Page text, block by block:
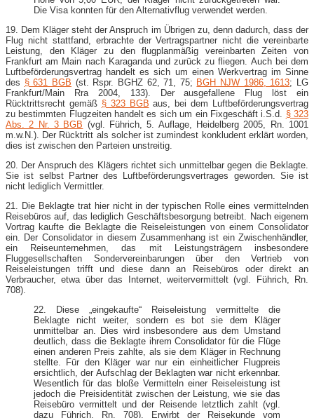
Die Visa konnten für den Alternativflug verwendet werden.
19. Dem Kläger steht der Anspruch im Übrigen zu, denn dadurch, dass der
Flug nicht stattfand, erbrachte der Vertragspartner nicht die vereinbarte
Leistung, den Kläger zu den flugplanmäßig vereinbarten Zeiten von
Frankfurt am Main nach Karaganda und zurück zu fliegen. Auch bei dem
Luftbeförderungsvertrag handelt es sich um einen Werkvertrag im Sinne
des § 631 BGB (st. Rspr. BGHZ 62, 71, 75; BGH NJW 1986, 1613; LG
Frankfurt/Main Rra 2004, 133). Der ausgefallene Flug löst ein
Rücktrittsrecht gemäß § 323 BGB aus, bei dem Luftbeförderungsvertrag
zu bestimmten Flugzeiten handelt es sich um ein Fixgeschäft i.S.d. § 323
Abs. 2 Nr. 3 BGB (vgl. Führich, 5. Auflage, Heidelberg 2005, Rn. 1001
m.w.N.). Der Rücktritt als solcher ist zumindest konkludent erklärt worden,
dies ist zwischen den Parteien unstreitig.
20. Der Anspruch des Klägers richtet sich unmittelbar gegen die Beklagte.
Sie ist selbst Partner des Luftbeförderungsvertrages geworden. Sie ist
nicht lediglich Vermittler.
21. Die Beklagte trat hier nicht in der typischen Rolle eines vermittelnden
Reisebüros auf, das lediglich Geschäftsbesorgung betreibt. Nach eigenem
Vortrag kaufte die Beklagte die Reiseleistungen von einem Consolidator
ein. Der Consolidator in diesem Zusammenhang ist ein Zwischenhändler,
ein Reiseunternehmen, das mit Leistungsträgern insbesondere
Fluggesellschaften Sondervereinbarungen über den Vertrieb von
Reiseleistungen trifft und diese dann an Reisebüros oder direkt an
Verbraucher, etwa über das Internet, weitervermittelt (vgl. Führich, Rn.
708).
22. Diese „eingekaufte“ Reiseleistung vermittelte die
Beklagte nicht weiter, sondern es bot sie dem Kläger
unmittelbar an. Dies wird insbesondere aus dem Umstand
deutlich, dass die Beklagte ihrem Consolidator für die Flüge
einen anderen Preis zahlte, als sie dem Kläger in Rechnung
stellte. Für den Kläger war nur ein einheitlicher Flugpreis
ersichtlich, der Aufschlag der Beklagten war nicht erkennbar.
Wesentlich für das bloße Vermitteln einer Reiseleistung ist
jedoch die Preisidentität zwischen der Leistung, wie sie das
Reisebüro vermittelt und der Reisende letztlich zahlt (vgl.
dazu Führich, Rn. 708). Erwirbt der Reisekunde vom